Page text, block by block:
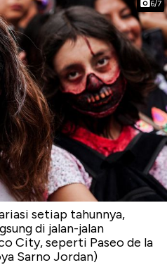
6/7
setiap tahunnya,
di jalan-jalan
City, seperti Paseo de la
Sarno Jordan)